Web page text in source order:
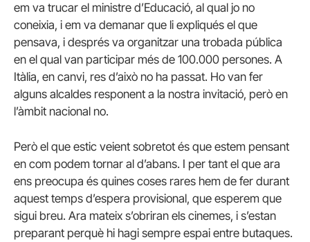
em va trucar el ministre d’Educació, al qual jo no
coneixia, i em va demanar que li expliqués el que
pensava, i després va organitzar una trobada pública
en el qual van participar més de 100.000 persones. A
Itàlia, en canvi, res d’això no ha passat. Ho van fer
alguns alcaldes responent a la nostra invitació, però en
l’àmbit nacional no.
Però el que estic veient sobretot és que estem pensant
en com podem tornar al d’abans. I per tant el que ara
ens preocupa és quines coses rares hem de fer durant
aquest temps d’espera provisional, que esperem que
sigui breu. Ara mateix s’obriran els cinemes, i s’estan
preparant perquè hi hagi sempre espai entre butaques.